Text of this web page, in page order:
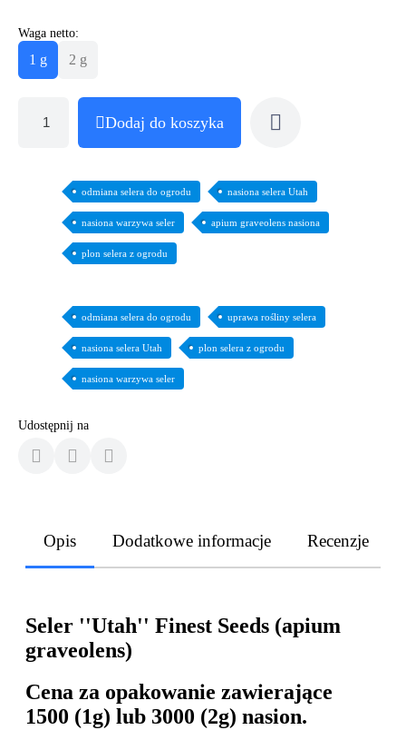
Waga netto:
1 g 2 g
Dodaj do koszyka
odmiana selera do ogrodu nasiona selera Utah
nasiona warzywa seler apium graveolens nasiona
plon selera z ogrodu
odmiana selera do ogrodu uprawa rośliny selera
nasiona selera Utah plon selera z ogrodu
nasiona warzywa seler
Udostępnij na
Opis Dodatkowe informacje Recenzje
Seler ''Utah'' Finest Seeds (apium
graveolens)
Cena za opakowanie zawierające
1500 (1g) lub 3000 (2g) nasion.